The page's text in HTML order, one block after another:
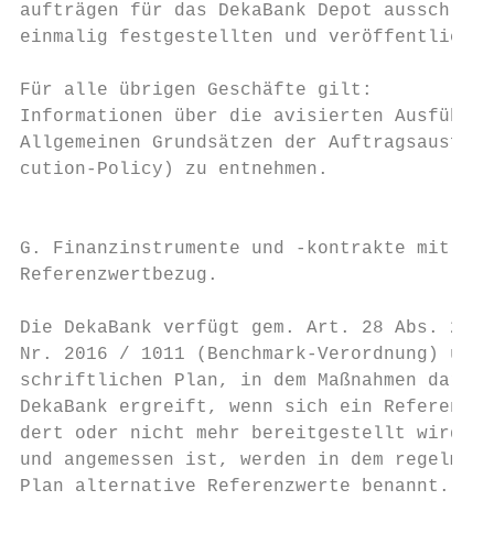
aufträgen für das DekaBank Depot
einmalig festgestellten und
Für alle übrigen Geschäfte gilt:
Informationen über die avisierten
Allgemeinen Grundsätzen der
cution-Policy) zu entnehmen.
G. Finanzinstrumente und -kontrakte
Referenzwertbezug.
Die DekaBank verfügt gem. Art. 28 Abs. 2
Nr. 2016 / 1011 (Benchmark-Verordnung)
schriftlichen Plan, in dem Maßnahmen
DekaBank ergreift, wenn sich ein
dert oder nicht mehr bereitgestellt wird.
und angemessen ist, werden in dem
Plan alternative Referenzwerte